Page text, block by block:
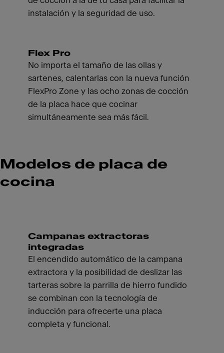
instalación y la seguridad de uso.
Flex Pro
No importa el tamaño de las ollas y
sartenes, calentarlas con la nueva función
FlexPro Zone y las ocho zonas de cocción
de la placa hace que cocinar
simultáneamente sea más fácil.
Modelos de placa de
cocina
Campanas extractoras
integradas
El encendido automático de la campana
extractora y la posibilidad de deslizar las
tarteras sobre la parrilla de hierro fundido
se combinan con la tecnología de
inducción para ofrecerte una placa
completa y funcional.